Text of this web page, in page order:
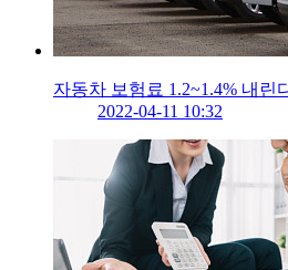
자동차 보험료 1.2~1.4% 내
2022-04-11 10:32